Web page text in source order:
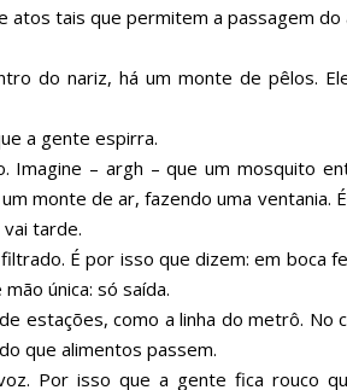
atos tais que permitem a passagem
do nariz, há um monte de pêlos.
a gente espirra.
Imagine – argh – que um mosquito
monte de ar, fazendo uma ventania.
tarde.
É por isso que dizem: em boca
única: só saída.
estações, como a linha do metrô. No
que alimentos passem.
Por isso que a gente fica rouco